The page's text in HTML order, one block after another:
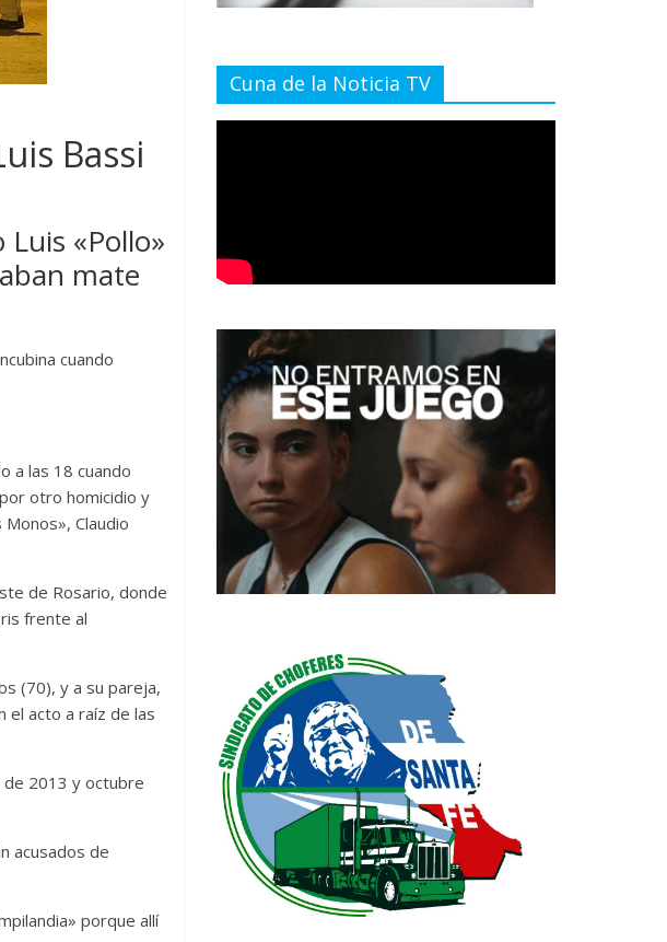
Bassi
«Pollo»
mate
cuando
a las 18 cuando
otro homicidio y
Claudio
de Rosario, donde
frente al
(70), y a su pareja,
el acto a raíz de las
de 2013 y octubre
acusados de
porque allí
Cuna de la Noticia TV